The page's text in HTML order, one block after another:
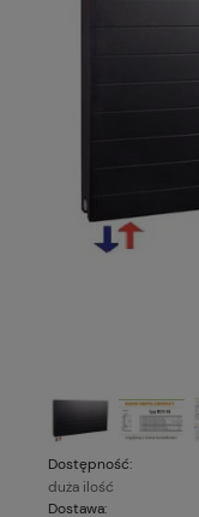
Dostępność:
duża ilość
Dostawa: